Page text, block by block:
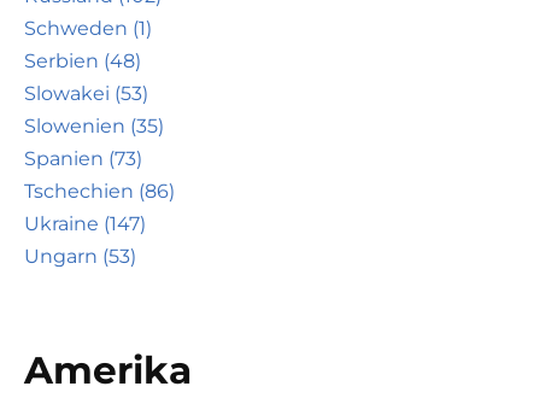
Schweden (1)
Serbien (48)
Slowakei (53)
Slowenien (35)
Spanien (73)
Tschechien (86)
Ukraine (147)
Ungarn (53)
Amerika